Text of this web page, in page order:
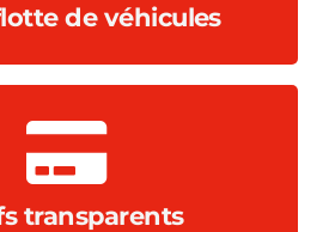
de véhicules
transparents
dépôt. Tout compris, sans
ni frais cachés.